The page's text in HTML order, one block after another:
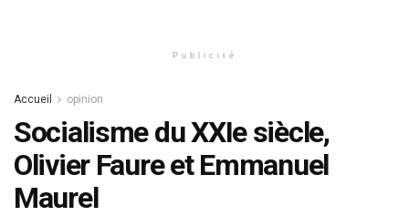
Publicité
Accueil opinion
Socialisme du XXIe siècle,
Olivier Faure et Emmanuel
Maurel